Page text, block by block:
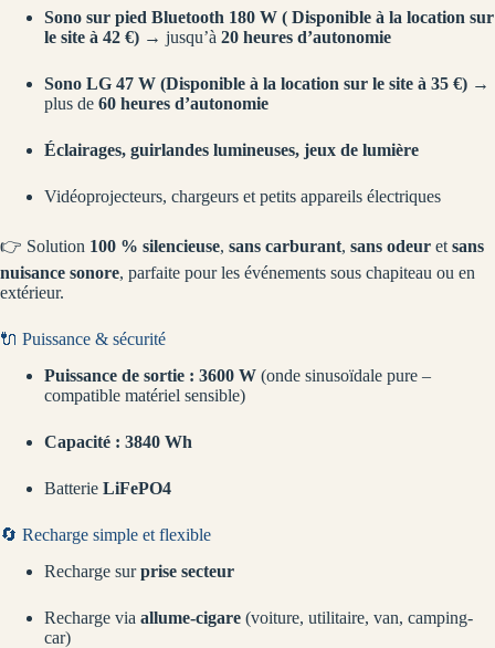
Sono sur pied Bluetooth 180 W ( Disponible à la location sur
le site à 42 €) → jusqu’à 20 heures d’autonomie
Sono LG 47 W (Disponible à la location sur le site à 35 €) →
plus de 60 heures d’autonomie
Éclairages, guirlandes lumineuses, jeux de lumière
Vidéoprojecteurs, chargeurs et petits appareils électriques
👉 Solution 100 % silencieuse, sans carburant, sans odeur et sans
nuisance sonore, parfaite pour les événements sous chapiteau ou en
extérieur.
🔌 Puissance & sécurité
Puissance de sortie : 3600 W (onde sinusoïdale pure –
compatible matériel sensible)
Capacité : 3840 Wh
Batterie LiFePO4
🔄 Recharge simple et flexible
Recharge surprise secteur
Recharge via allume-cigare (voiture, utilitaire, van, camping-
car)